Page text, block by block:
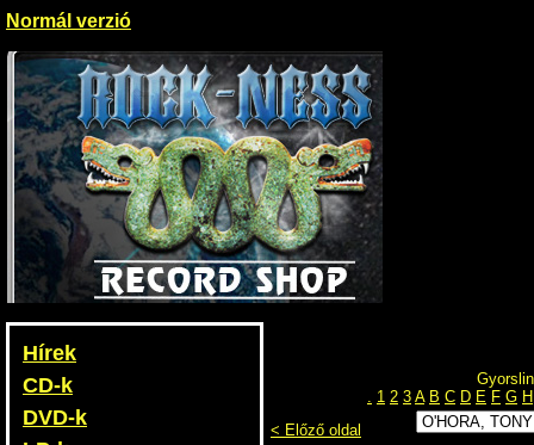
Normál verzió
Hírek
CD-k
DVD-k
. 1 2 3 A B C D E F G H
< Előző oldal